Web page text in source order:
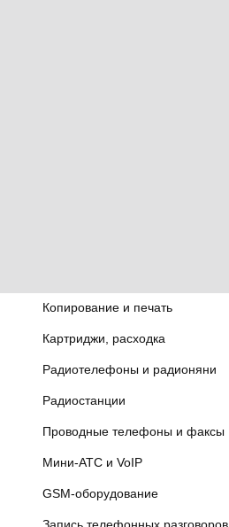
Копирование и печать
Картриджи, расходка
Радиотелефоны и радионяни
Радиостанции
Проводные телефоны и факсы
Мини-АТС и VoIP
GSM-оборудование